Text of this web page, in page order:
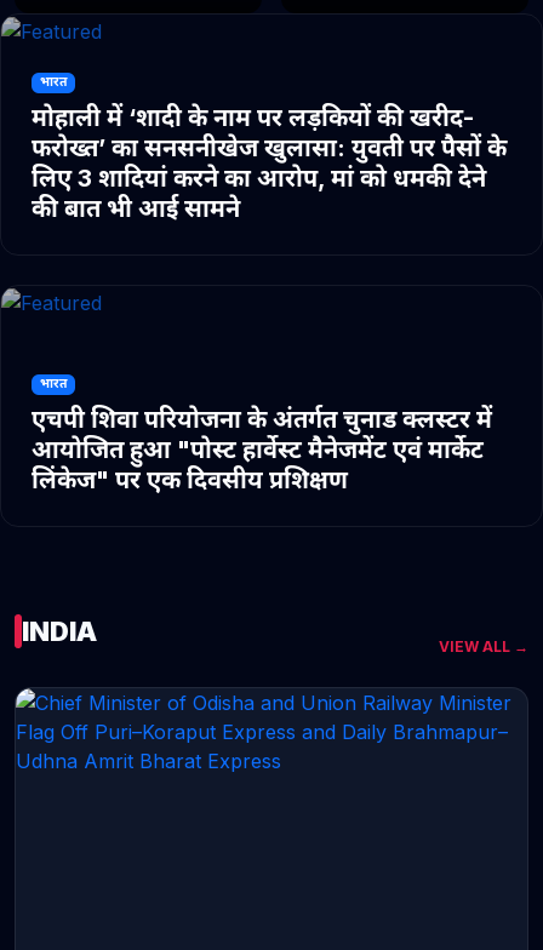
भारत
मोहाली में ‘शादी के नाम पर लड़कियों की खरीद-
फरोख्त’ का सनसनीखेज खुलासा: युवती पर पैसों के
लिए 3 शादियां करने का आरोप, मां को धमकी देने
की बात भी आई सामने
भारत
एचपी शिवा परियोजना के अंतर्गत चुनाड क्लस्टर में
आयोजित हुआ "पोस्ट हार्वेस्ट मैनेजमेंट एवं मार्केट
लिंकेज" पर एक दिवसीय प्रशिक्षण
INDIA VIEW ALL →